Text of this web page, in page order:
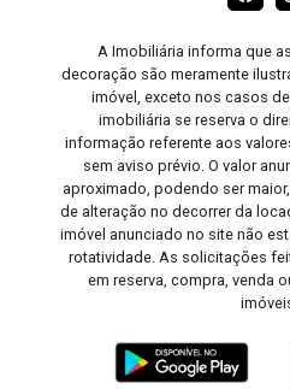
A Imobiliária informa que
decoração são meramente
imóvel, exceto nos casos
imobiliária se reserva o
informação referente aos
sem aviso prévio. O valor
aproximado, podendo ser
de alteração no decorrer da
imóvel anunciado no site não
rotatividade. As solicitações
em reserva, compra, venda